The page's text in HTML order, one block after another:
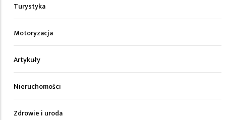
Turystyka
Motoryzacja
Artykuły
Nieruchomości
Zdrowie i uroda